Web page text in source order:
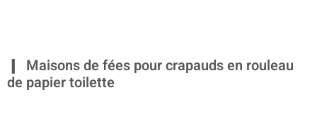
Maisons de fées pour crapauds en rouleau
de papier toilette